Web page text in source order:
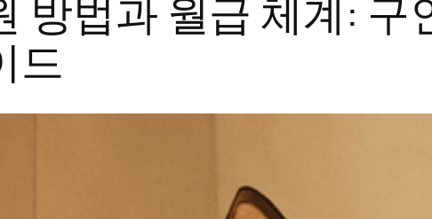
방법과 월급 체계: 구
드